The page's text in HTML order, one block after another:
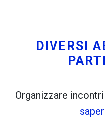
DIVERSI
Organizzare